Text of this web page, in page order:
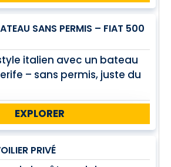
SANS PERMIS – FIAT 500
italien avec un bateau
– sans permis, juste du
EXPLORER
PRIVÉ